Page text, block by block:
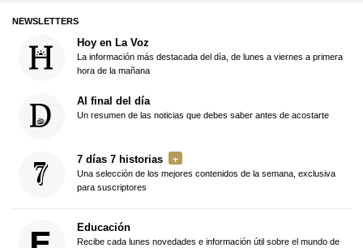
NEWSLETTERS
Hoy en La Voz
La información más destacada del día, de lunes a viernes a primera
hora de la mañana
Al final del día
Un resumen de las noticias que debes saber antes de acostarte
7 días 7 historias
Una selección de los mejores contenidos de la semana, exclusiva
para suscriptores
Educación
Recibe cada lunes novedades e información útil sobre el mundo de